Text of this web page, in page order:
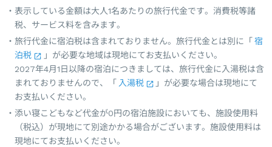
表示している金額は大人1名あたりの旅行代金です。消費税等諸
税、サービス料を含みます。
旅行代金に宿泊税は含まれておりません。旅行代金とは別に「 宿
泊税
」が必要な地域は現地にてお支払いください。
2027年4月1日以降の宿泊につきましては、旅行代金に入湯税は含
まれておりませんので、「 入湯税
」が必要な場合は現地にて
お支払いください。
添い寝こどもなど代金が0円の宿泊施設においても、施設使用料
（税込）が現地にて別途かかる場合がございます。施設使用料は
現地にてお支払いください。